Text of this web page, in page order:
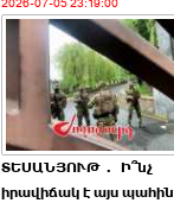
2026-07-05 23:19:00
ՏԵՍԱՆՅՈՒԹ․ Ի՞նչ
իրավիճակ է այս պահին